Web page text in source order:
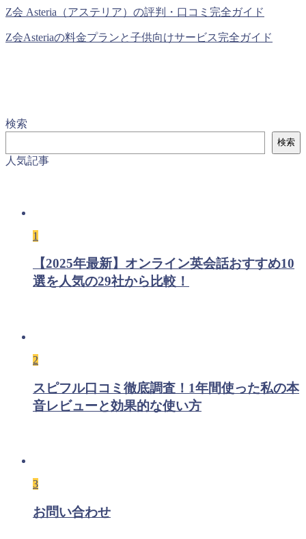
Z会 Asteria（アステリア）の評判・口コミ完全ガイド
Z会Asteriaの料金プランと子供向けサービス完全ガイド
検索
検索
人気記事
1
【2025年最新】オンライン英会話おすすめ10
選を人気の29社から比較！
2
スピフル口コミ徹底調査！1年間使った私の本
音レビューと効果的な使い方
3
お問い合わせ